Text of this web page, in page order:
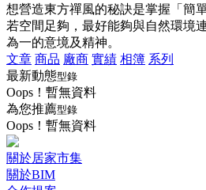
想營造東方禪風的秘訣是掌握「簡
若空間足夠，最好能夠與自然環境
為一的意境及精神。
文章 商品 廠商 實績 相簿 系列
最新動態型錄
Oops！暫無資料
為您推薦型錄
Oops！暫無資料
關於居家市集
關於BIM